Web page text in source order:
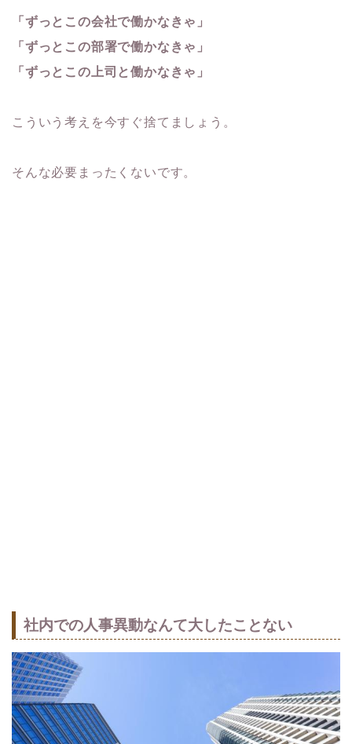
「ずっとこの会社で働かなきゃ」
「ずっとこの部署で働かなきゃ」
「ずっとこの上司と働かなきゃ」
こういう考えを今すぐ捨てましょう。
そんな必要まったくないです。
社内での人事異動なんて大したことない